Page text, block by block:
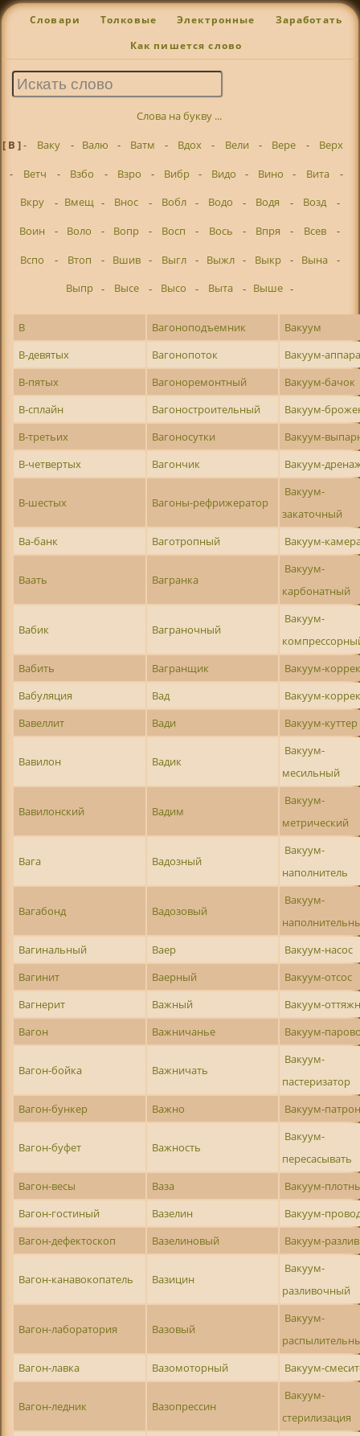
Словари Толковые Электронные Заработать
Как пишется слово
Слова на букву ...
[ В ]- Ваку - Валю - Ватм - Вдох - Вели - Вере -
Верх
-
Ветч - Взбо - Взро - Вибр - Видо - Вино - Вита
-
Вкру
- Вмещ - Внос - Вобл - Водо - Водя - Возд
-
Воин
- Воло - Вопр - Восп - Вось - Впря - Всев
-
Вспо
- Втоп - Вшив - Выгл - Выжл - Выкр - Вына
-
Выпр - Высе - Высо - Выта - Выше -
В Вагоноподъемник
Вакуум
В-девятых
Вагонопоток
Вакуум-
В-пятых
Вагоноремонтный
Вакуум-бачок
В-сплайн
Вагоностроительный
Вакуум-
В-третьих
Вагоносутки
Вакуум-
В-четвертых
Вагончик Вакуум-
В-шестых Вагоны-рефрижератор
Вакуум-
закаточный
Ва-банк
Ваготропный Вакуум-
Ваать Вагранка
Вакуум-
карбонатный
Вабик Ваграночный
Вакуум-
Вабить
Вагранщик
Вакуум-
Вабуляция
Вад
Вакуум-
Вавеллит
Вади Вакуум-куттер
Вавилон Вадик
Вакуум-
месильный
Вавилонский Вадим
Вакуум-
метрический
Вага Вадозный
Вакуум-
наполнитель
Вагабонд Вадозовый
Вакуум-
Вагинальный
Ваер
Вакуум-насос
Вагинит
Ваерный
Вакуум-отсос
Вагнерит
Важный
Вакуум-
Вагон
Важничанье Вакуум-
Вагон-бойка Важничать
Вакуум-
пастеризатор
Вагон-бункер
Важно Вакуум-
Вагон-буфет Важность
Вакуум-
пересасывать
Вагон-весы
Ваза
Вакуум-
Вагон-гостиный
Вазелин
Вакуум-
Вагон-дефектоскоп
Вазелиновый Вакуум-
Вагон-канавокопатель Вазицин
Вакуум-
разливочный
Вагон-лаборатория Вазовый
Вакуум-
Вагон-лавка
Вазомоторный Вакуум-
Вагон-ледник Вазопрессин
Вакуум-
стерилизация